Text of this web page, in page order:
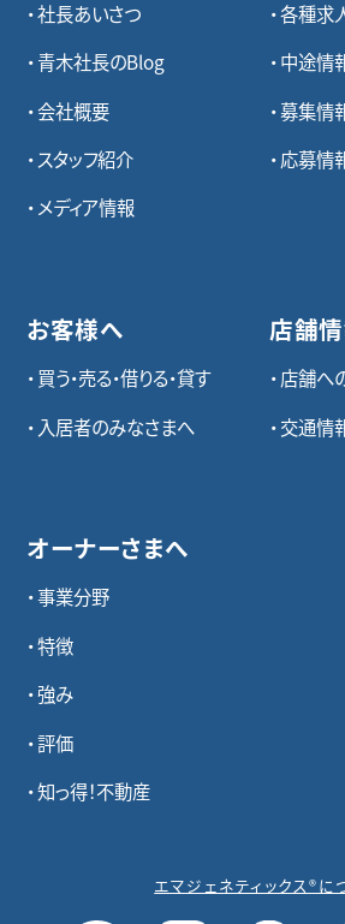
社長あいさつ
青木社長のBlog
会社概要
スタッフ紹介
メディア情報
お客様へ
買う・売る・借りる・貸す
入居者のみなさまへ
オーナーさまへ
事業分野
特徴
強み
評価
知っ得！不動産
各種求
中途情
募集情
応募情
店舗
店舗へ
交通情
エマジェネティックス®に